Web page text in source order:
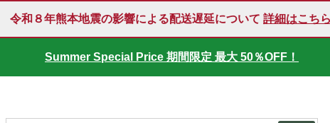
令和８年熊本地震の影響による配送遅延について 詳細はこちら
Summer Special Price 期間限定 最大 50％OFF！